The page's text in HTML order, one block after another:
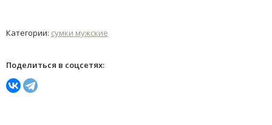
Категории: сумки мужские
Поделиться в соцсетях: